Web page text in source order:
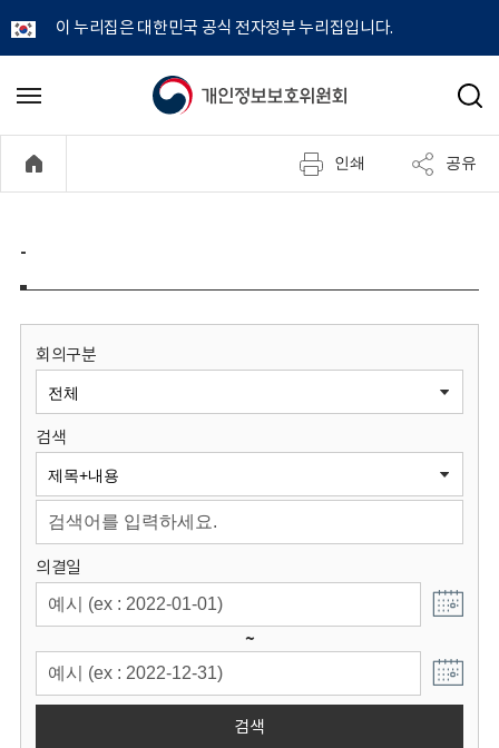
이 누리집은 대한민국 공식 전자정부 누리집입니다.
개
정
보
원
회
메
기
검
인쇄 공유
-
회의구분
검색
의결일
~
검색